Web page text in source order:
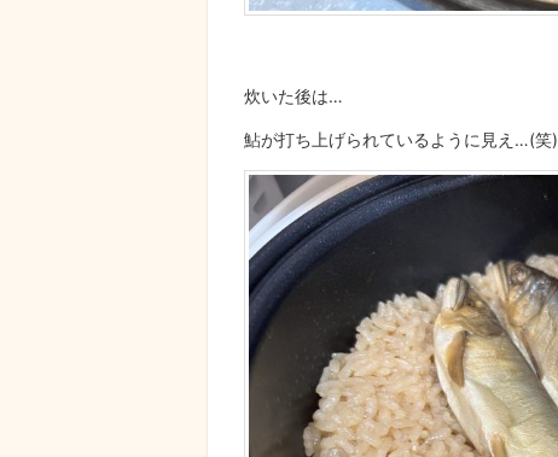
炊いた後は…
鮎が打ち上げられているように見え…(笑)